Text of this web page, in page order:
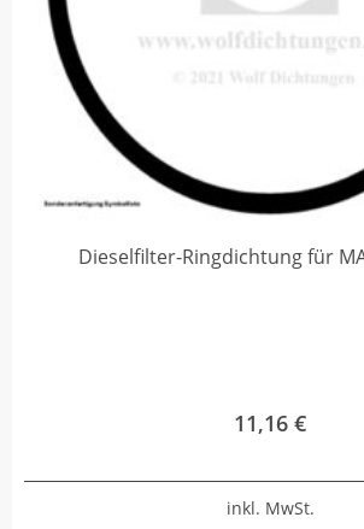
Dieselfilter-Ringdichtung für
11,16 €
inkl. MwSt.